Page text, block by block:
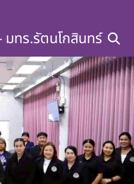
มทร.รัตนโกสินทร์